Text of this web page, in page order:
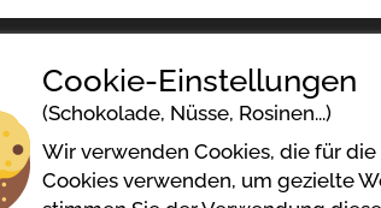
les Actinidias
chemin des Cayres
Cookie-Einstellungen
(Schokolade, Nüsse, Rosinen...)
Wir verwenden Cookies, die für
Cookies verwenden, um gezielte